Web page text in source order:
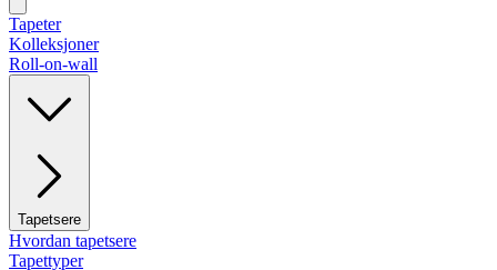
Tapeter
Kolleksjoner
Roll-on-wall
Tapetsere
Hvordan tapetsere
Tapettyper